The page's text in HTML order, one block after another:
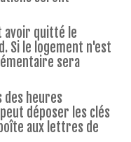
avoir quitté le
Si le logement n'est
sera
des heures
déposer les clés
aux lettres de